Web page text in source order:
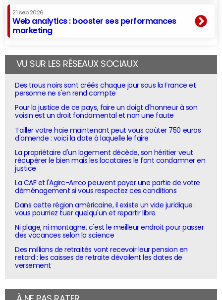
21 sep 2026
Web analytics : booster ses performances
marketing
VU SUR LES RÉSEAUX SOCIAUX
Des trous noirs sont créés chaque jour sous la France et
personne ne s'en rend compte
Pour la justice de ce pays, faire un doigt d'honneur à son
voisin est un droit fondamental et non une faute
Tailler votre haie maintenant peut vous coûter 750 euros
d'amende : voici la date à laquelle le faire
La propriétaire d'un logement décède, son héritier veut
récupérer le bien mais les locataires le font condamner en
justice
La CAF et l'Agirc-Arrco peuvent payer une partie de votre
déménagement si vous respectez ces conditions
Dans cette région américaine, il existe un vide juridique :
vous pourriez tuer quelqu'un et repartir libre
Ni plage, ni montagne, c'est le meilleur endroit pour passer
des vacances selon la science
Des millions de retraités vont recevoir leur pension en
retard : les caisses de retraite dévoilent les dates de
versement